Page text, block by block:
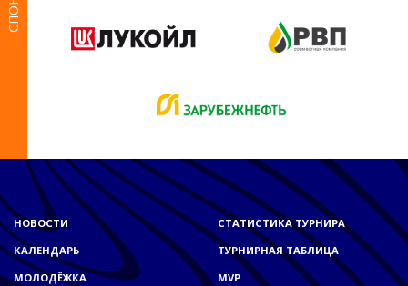
НОВОСТИ
КАЛЕНДАРЬ
МОЛОДЁЖКА
СТАТИСТИКА ТУРНИРА
ТУРНИРНАЯ ТАБЛИЦА
MVP